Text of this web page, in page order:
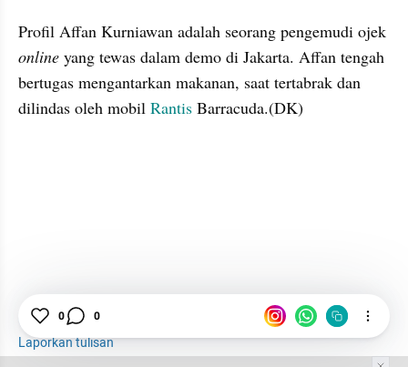
online yang tewas dalam demo di Jakarta. Affan tengah
bertugas mengantarkan makanan, saat tertabrak dan
dilindas oleh mobil Rantis Barracuda.(DK)
Profil Affan
Laporkan tulisan
0 0